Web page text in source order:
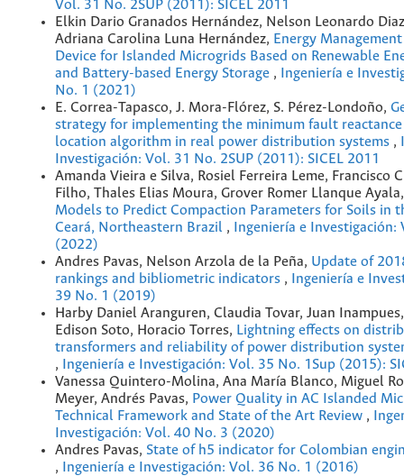
Vol. 31 No. 2SUP (2011): SICEL 2011
Elkin Dario Granados Hernández, Nelson Leonardo
Adriana Carolina Luna Hernández, Energy
Device for Islanded Microgrids Based on Renewable
and Battery-based Energy Storage ,
Ingeniería e
No. 1 (2021)
E. Correa-Tapasco, J. Mora-Flórez, S. Pérez-Londoño,
strategy for implementing the minimum fault
location algorithm in real power distribution systems ,
Investigación: Vol. 31 No. 2SUP (2011): SICEL 2011
Amanda Vieira e Silva, Rosiel Ferreira Leme, Francisco
Filho, Thales Elias Moura, Grover Romer Llanque
Models to Predict Compaction Parameters for Soils in
Ceará, Northeastern Brazil ,
Ingeniería e Investigación:
(2022)
Andres Pavas, Nelson Arzola de la Peña, Update of
rankings and bibliometric indicators ,
Ingeniería e
39 No. 1 (2019)
Harby Daniel Aranguren, Claudia Tovar, Juan
Edison Soto, Horacio Torres, Lightning effects on
transformers and reliability of power distribution
,
Ingeniería e Investigación: Vol. 35 No. 1Sup (2015):
Vanessa Quintero-Molina, Ana María Blanco, Miguel
Meyer, Andrés Pavas, Power Quality in AC Islanded
Technical Framework and State of the Art Review ,
Investigación: Vol. 40 No. 3 (2020)
Andres Pavas, State of h5 indicator for Colombian
,
Ingeniería e Investigación: Vol. 36 No. 1 (2016)